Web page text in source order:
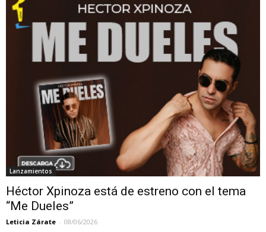
Lanzamientos
Héctor Xpinoza está de estreno con el tema
“Me Dueles”
Leticia Zárate - 08/06/2026